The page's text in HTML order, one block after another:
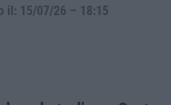
il: 15/07/26 – 18:15